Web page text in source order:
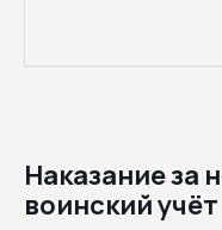
Наказание за
воинский учёт